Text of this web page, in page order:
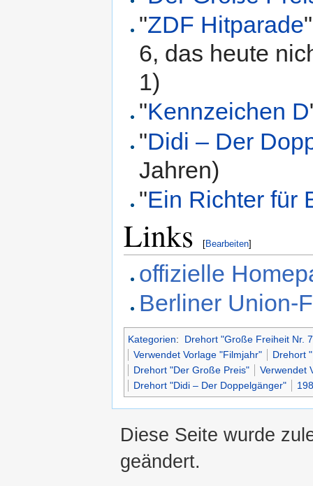
"ZDF Hitparade
6, das heute
1)
"Kennzeichen D
"Didi – Der
Jahren)
"Ein Richter für
Links [Bearbeiten]
offizielle
Berliner Union-
Kategorien:
Drehort "Große Freiheit Nr.
Verwendet Vorlage "Filmjahr"
Drehort
Drehort "Der Große Preis"
Verwendet
Drehort "Didi – Der Doppelgänger"
Diese Seite wurde
geändert.